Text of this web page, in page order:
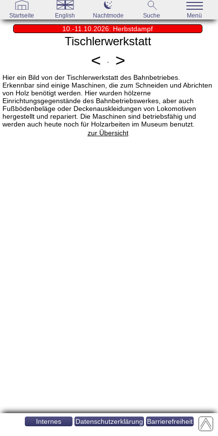
Startseite English Nachtmode Suche Menü
10.-11.10.2026: Herbstdampf
Tischlerwerkstatt
< >
Hier ein Bild von der Tischlerwerkstatt des Bahnbetriebes.
Erkennbar sind einige Maschinen, die zum Schneiden und Abrichten
von Holz benötigt werden. Hier wurden hölzerne
Einrichtungsgegenstände des Bahnbetriebswerkes, aber auch
Fußbödenbeläge oder Deckenauskleidungen von Lokomotiven
hergestellt und repariert. Die Maschinen sind betriebsfähig und
werden auch heute noch für Holzarbeiten im Museum benutzt.
zur Übersicht
Internes Datenschutzerklärung Barrierefreiheit